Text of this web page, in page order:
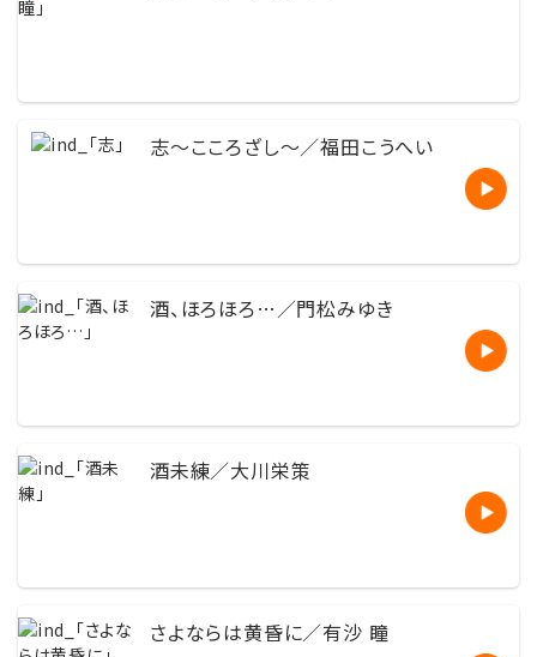
志〜こころざし〜／福田こうへい
酒、ほろほろ…／門松みゆき
酒未練／大川栄策
さよならは黄昏に／有沙 瞳